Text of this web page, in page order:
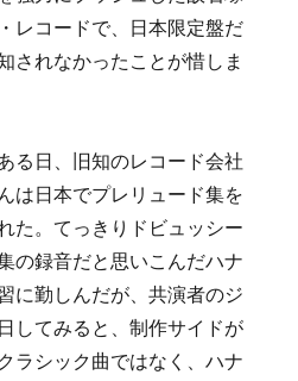
レコードで、日本限定盤だ
されなかったことが惜しま
日、旧知のレコード会社
は日本でプレリュード集を
た。てっきりドビュッシー
の録音だと思いこんだハナ
に勤しんだが、共演者のジ
してみると、制作サイドが
ラシック曲ではなく、ハナ